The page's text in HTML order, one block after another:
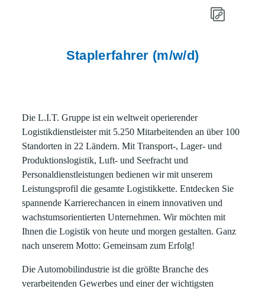
Staplerfahrer (m/w/d)
Die L.I.T. Gruppe ist ein weltweit operierender
Logistikdienstleister mit 5.250 Mitarbeitenden an über 100
Standorten in 22 Ländern. Mit Transport-, Lager- und
Produktionslogistik, Luft- und Seefracht und
Personaldienstleistungen bedienen wir mit unserem
Leistungsprofil die gesamte Logistikkette. Entdecken Sie
spannende Karrierechancen in einem innovativen und
wachstumsorientierten Unternehmen. Wir möchten mit
Ihnen die Logistik von heute und morgen gestalten. Ganz
nach unserem Motto: Gemeinsam zum Erfolg!
Die Automobilindustrie ist die größte Branche des
verarbeitenden Gewerbes und einer der wichtigsten